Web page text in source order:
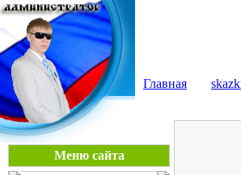
Главная
Меню сайта